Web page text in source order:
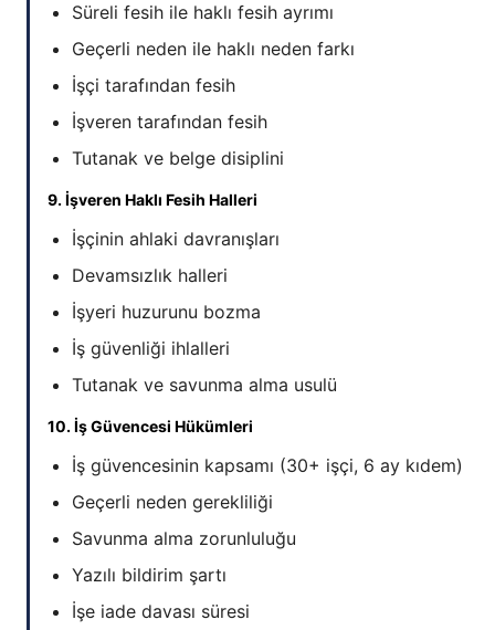
Süreli fesih ile haklı fesih ayrımı
Geçerli neden ile haklı neden farkı
İşçi tarafından fesih
İşveren tarafından fesih
Tutanak ve belge disiplini
9. İşveren Haklı Fesih Halleri
İşçinin ahlaki davranışları
Devamsızlık halleri
İşyeri huzurunu bozma
İş güvenliği ihlalleri
Tutanak ve savunma alma usulü
10. İş Güvencesi Hükümleri
İş güvencesinin kapsamı (30+ işçi, 6 ay kıdem)
Geçerli neden gerekliliği
Savunma alma zorunluluğu
Yazılı bildirim şartı
İşe iade davası süresi